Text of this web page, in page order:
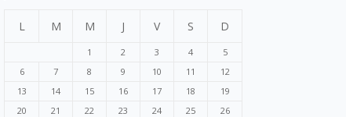
L M M J V S D
1 2 3 4
5
6
7 8 9 10 11
12
13
14 15 16 17 18
19
20
21 22 23 24 25
26